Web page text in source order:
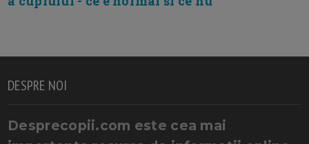
DESPRE NOI
Desprecopii.com este cea mai